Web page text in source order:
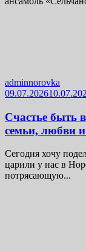
adminnorovka
09.07.2026
Счастье быть
семьи, любви и
Сегодня хочу
царили у нас в
потрясающую...